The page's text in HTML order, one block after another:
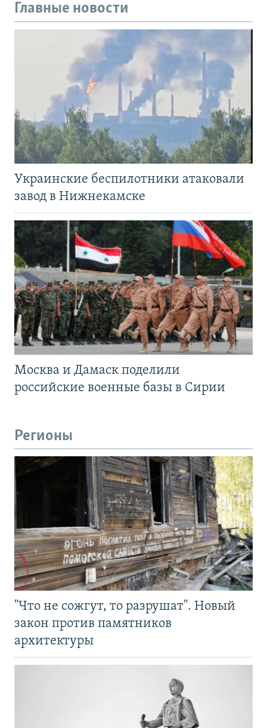
Главные новости
Украинские беспилотники атаковали
завод в Нижнекамске
Москва и Дамаск поделили
российские военные базы в Сирии
Регионы
"Что не сожгут, то разрушат". Новый
закон против памятников
архитектуры